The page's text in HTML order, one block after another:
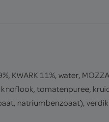
KWARK 11%, water,
tomatenpuree,
natriumbenzoaat),